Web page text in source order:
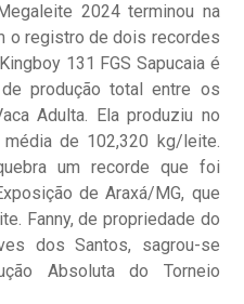
2024 terminou na
o registro de dois recordes
131 FGS Sapucaia é
produção total entre os
Adulta. Ela produziu no
de 102,320 kg/leite.
um recorde que foi
de Araxá/MG, que
Fanny, de propriedade do
dos Santos, sagrou-se
Absoluta do Torneio